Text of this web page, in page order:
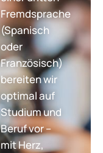
Fremdsprache
(Spanisch
oder
Französisch)
bereiten wir
optimal auf
Studium und
Beruf vor –
mit Herz,